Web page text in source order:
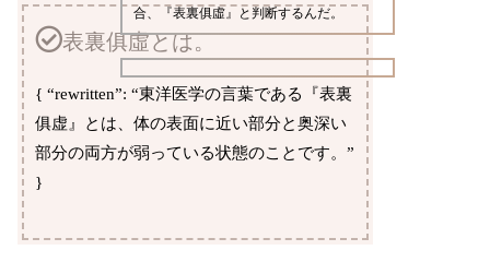
合、『表裏俱虛』と判断するんだ。
表裏俱虛とは。
{ “rewritten”: “東洋医学の言葉である『表裏
俱虚』とは、体の表面に近い部分と奥深い
部分の両方が弱っている状態のことです。”
}